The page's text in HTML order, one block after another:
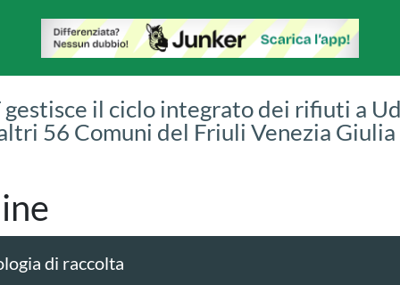
gestisce il ciclo integrato dei rifiuti a
56 Comuni del Friuli Venezia Giulia
di raccolta